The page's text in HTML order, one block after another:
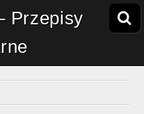
Przepisy